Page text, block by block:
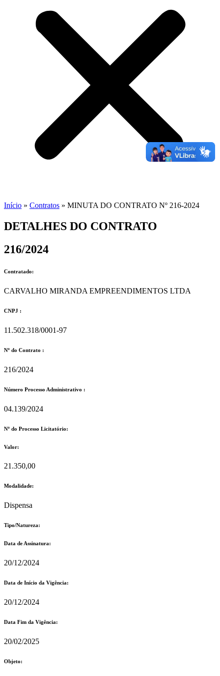
Início » Contratos » MINUTA DO CONTRATO Nº 216-2024
DETALHES DO CONTRATO​
216/2024
Contratado:
CARVALHO MIRANDA EMPREENDIMENTOS LTDA
CNPJ :
11.502.318/0001-97
Nº do Contrato :
216/2024
Número Processo Administrativo :
04.139/2024
Nº do Processo Licitatório:
Valor:
21.350,00
Modalidade:
Dispensa
Tipo/Natureza:
Data de Assinatura:
20/12/2024
Data de Início da Vigência:
20/12/2024
Data Fim da Vigência:
20/02/2025
Objeto: